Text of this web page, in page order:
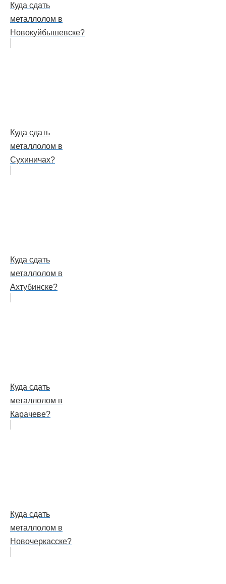
Куда сдать
металлолом в
Новокуйбышевске?
Куда сдать
металлолом в
Сухиничах?
Куда сдать
металлолом в
Ахтубинске?
Куда сдать
металлолом в
Карачеве?
Куда сдать
металлолом в
Новочеркасске?